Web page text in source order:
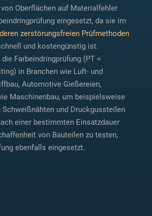
von Oberflächen auf Materialfehler
eingesetzt, da sie im
zerstörungsfreien Prüfmethoden
und kostengünstig ist.
Farbeindringprüfung (PT =
in Branchen wie Luft- und
Automotive Gießereien,
Maschinenbau, um beispielsweise
und Druckgussteilen
einer bestimmten Einsatzdauer
von Bauteilen zu testen,
ebenfalls eingesetzt.